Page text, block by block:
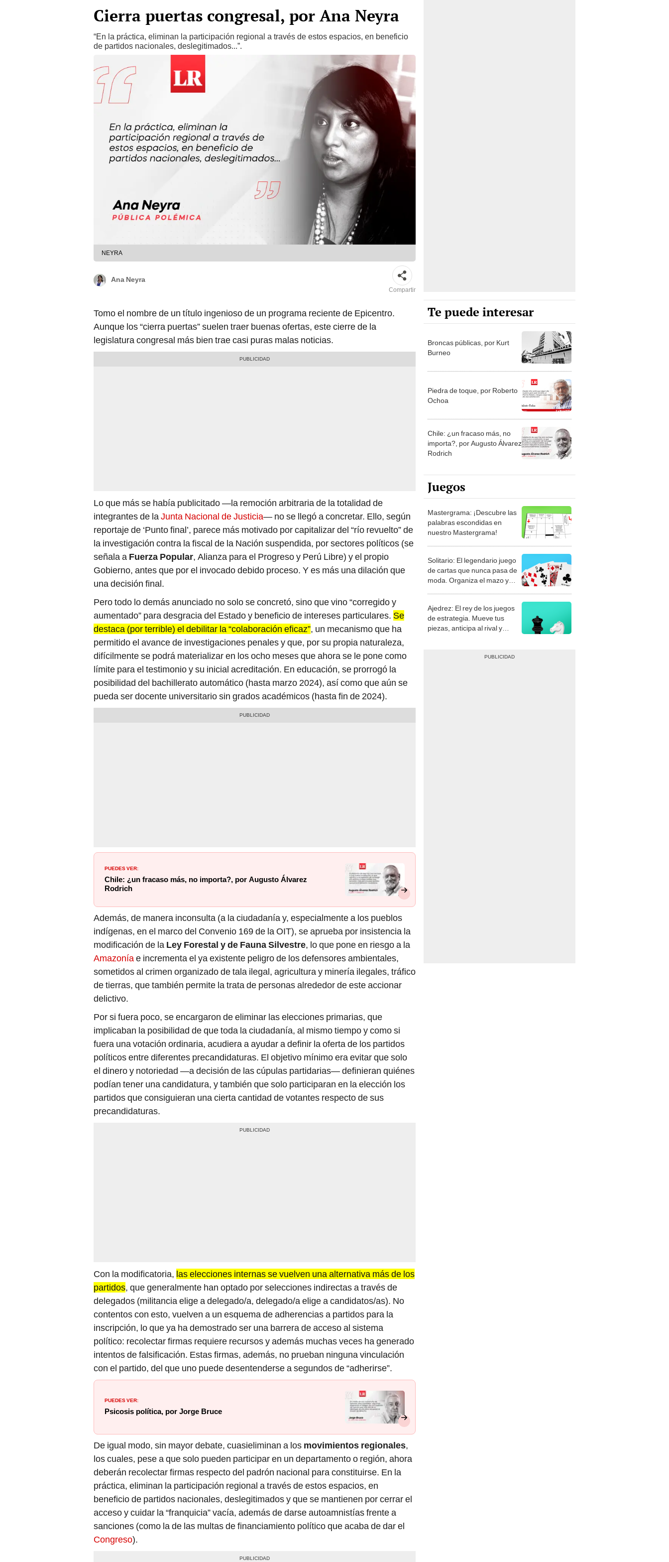
Cierra puertas congresal, por Ana Neyra
“En la práctica, eliminan la participación regional a través de estos espacios, en beneficio
de partidos nacionales, deslegitimados...”.
NEYRA
Ana Neyra
Compartir
Tomo el nombre de un título ingenioso de un programa reciente de Epicentro.
Aunque los “cierra puertas” suelen traer buenas ofertas, este cierre de la
legislatura congresal más bien trae casi puras malas noticias.
Lo que más se había publicitado —la remoción arbitraria de la totalidad de
integrantes de laJunta Nacional de Justicia— no se llegó a concretar. Ello, según
reportaje de ‘Punto final’, parece más motivado por capitalizar del “río revuelto” de
la investigación contra la fiscal de la Nación suspendida, por sectores políticos (se
señala a Fuerza Popular, Alianza para el Progreso y Perú Libre) y el propio
Gobierno, antes que por el invocado debido proceso. Y es más una dilación que
una decisión final.
Pero todo lo demás anunciado no solo se concretó, sino que vino “corregido y
aumentado” para desgracia del Estado y beneficio de intereses particulares. Se
destaca (por terrible) el debilitar la “colaboración eficaz”, un mecanismo que ha
permitido el avance de investigaciones penales y que, por su propia naturaleza,
difícilmente se podrá materializar en los ocho meses que ahora se le pone como
límite para el testimonio y su inicial acreditación. En educación, se prorrogó la
posibilidad del bachillerato automático (hasta marzo 2024), así como que aún se
pueda ser docente universitario sin grados académicos (hasta fin de 2024).
PUEDES VER:
Chile: ¿un fracaso más, no importa?, por Augusto Álvarez
Rodrich
Además, de manera inconsulta (a la ciudadanía y, especialmente a los pueblos
indígenas, en el marco del Convenio 169 de la OIT), se aprueba por insistencia la
modificación de la Ley Forestal y de Fauna Silvestre, lo que pone en riesgo a la
Amazoníae incrementa el ya existente peligro de los defensores ambientales,
sometidos al crimen organizado de tala ilegal, agricultura y minería ilegales, tráfico
de tierras, que también permite la trata de personas alrededor de este accionar
delictivo.
Por si fuera poco, se encargaron de eliminar las elecciones primarias, que
implicaban la posibilidad de que toda la ciudadanía, al mismo tiempo y como si
fuera una votación ordinaria, acudiera a ayudar a definir la oferta de los partidos
políticos entre diferentes precandidaturas. El objetivo mínimo era evitar que solo
el dinero y notoriedad —a decisión de las cúpulas partidarias— definieran quiénes
podían tener una candidatura, y también que solo participaran en la elección los
partidos que consiguieran una cierta cantidad de votantes respecto de sus
precandidaturas.
Con la modificatoria, las elecciones internas se vuelven una alternativa más de los
partidos, que generalmente han optado por selecciones indirectas a través de
delegados (militancia elige a delegado/a, delegado/a elige a candidatos/as). No
contentos con esto, vuelven a un esquema de adherencias a partidos para la
inscripción, lo que ya ha demostrado ser una barrera de acceso al sistema
político: recolectar firmas requiere recursos y además muchas veces ha generado
intentos de falsificación. Estas firmas, además, no prueban ninguna vinculación
con el partido, del que uno puede desentenderse a segundos de “adherirse”.
PUEDES VER:
Psicosis política, por Jorge Bruce
De igual modo, sin mayor debate, cuasieliminan a los movimientos regionales,
los cuales, pese a que solo pueden participar en un departamento o región, ahora
deberán recolectar firmas respecto del padrón nacional para constituirse. En la
práctica, eliminan la participación regional a través de estos espacios, en
beneficio de partidos nacionales, deslegitimados y que se mantienen por cerrar el
acceso y cuidar la “franquicia” vacía, además de darse autoamnistías frente a
sanciones (como la de las multas de financiamiento político que acaba de dar el
Congreso).
Te puede interesar
Broncas públicas, por Kurt
Burneo
Piedra de toque, por Roberto
Ochoa
Chile: ¿un fracaso más, no
importa?, por Augusto Álvarez
Rodrich
Juegos
Mastergrama: ¡Descubre las
palabras escondidas en
nuestro Mastergrama!
Solitario: El legendario juego
de cartas que nunca pasa de
moda. Organiza el mazo y
Ajedrez: El rey de los juegos
de estrategia. Mueve tus
piezas, anticipa al rival y